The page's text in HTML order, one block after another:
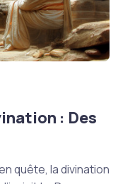
: Des
quête, la divination